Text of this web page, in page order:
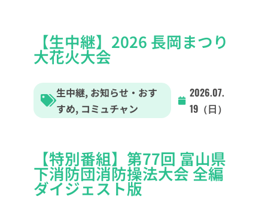
【生中継】2026 長岡まつり
大花火大会
生中継, お知らせ・おす
すめ, コミュチャン
2026.07.
19（日）
【特別番組】第77回 富山県
下消防団消防操法大会 全編
ダイジェスト版